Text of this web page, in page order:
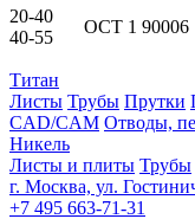
20-40
ОСТ 1 90006
40-55
Титан
Листы Трубы Прутки
CAD/CAM Отводы,
Никель
Листы и плиты Трубы
г. Москва, ул.
+7 495 663-71-31